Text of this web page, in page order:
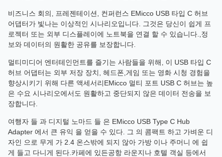
비즈니스 회의, 프레젠테이션, 컨퍼런스 EMicco USB 타입 C 허브
어댑터가 빛나는 이상적인 시나리오입니다. 그것은 당신이 쉽게 프
로젝터 또는 외부 디스플레이에 노트북을 연결 할 수 있습니다.,정
보와 데이터의 원활한 공유를 보장합니다.
멀티미디어 엔터테인먼트를 즐기는 사람들을 위해, 이 USB 타입 C
허브 어댑터는 외부 저장 장치, 헤드폰,게임 또는 영화 시청 경험을
향상시키기 위해 다른 액세서리EMicco 멀티 포트 USB C 허브는 높
은 수요 시나리오에서도 원활하고 중단되지 않은 데이터 전송을 보
장합니다.
여행자 들 과 디지털 노마드 들 은 EMicco USB Type C Hub
Adapter 에서 큰 유익 을 얻을 수 있다. 그 의 콤팩트 하고 가벼운 디
자인 으로 무게 가 2.4 온스밖에 되지 않아 가방 이나 주머니 에 쉽
게 들고 다니게 된다.카페에 있든공항 라운지나 호텔 객실 등에서